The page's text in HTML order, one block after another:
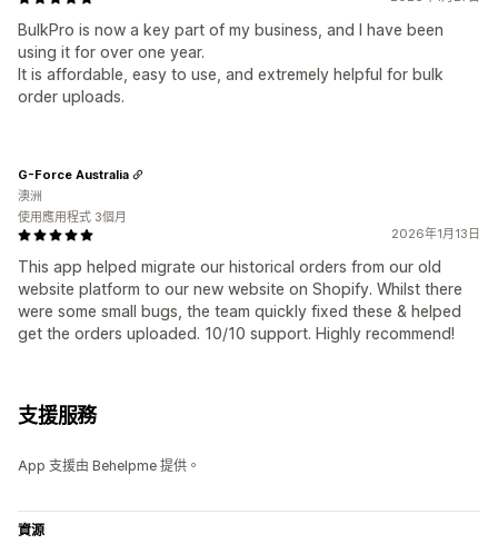
BulkPro is now a key part of my business, and I have been
using it for over one year.
It is affordable, easy to use, and extremely helpful for bulk
order uploads.
2026年1月13日
This app helped migrate our historical orders from our old
website platform to our new website on Shopify. Whilst there
were some small bugs, the team quickly fixed these & helped
get the orders uploaded. 10/10 support. Highly recommend!
G-Force Australia
澳洲
使用應用程式 3個月
支援服務
App 支援由 Behelpme 提供。
資源